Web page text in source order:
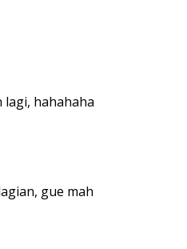
lagi, hahahaha
gue mah